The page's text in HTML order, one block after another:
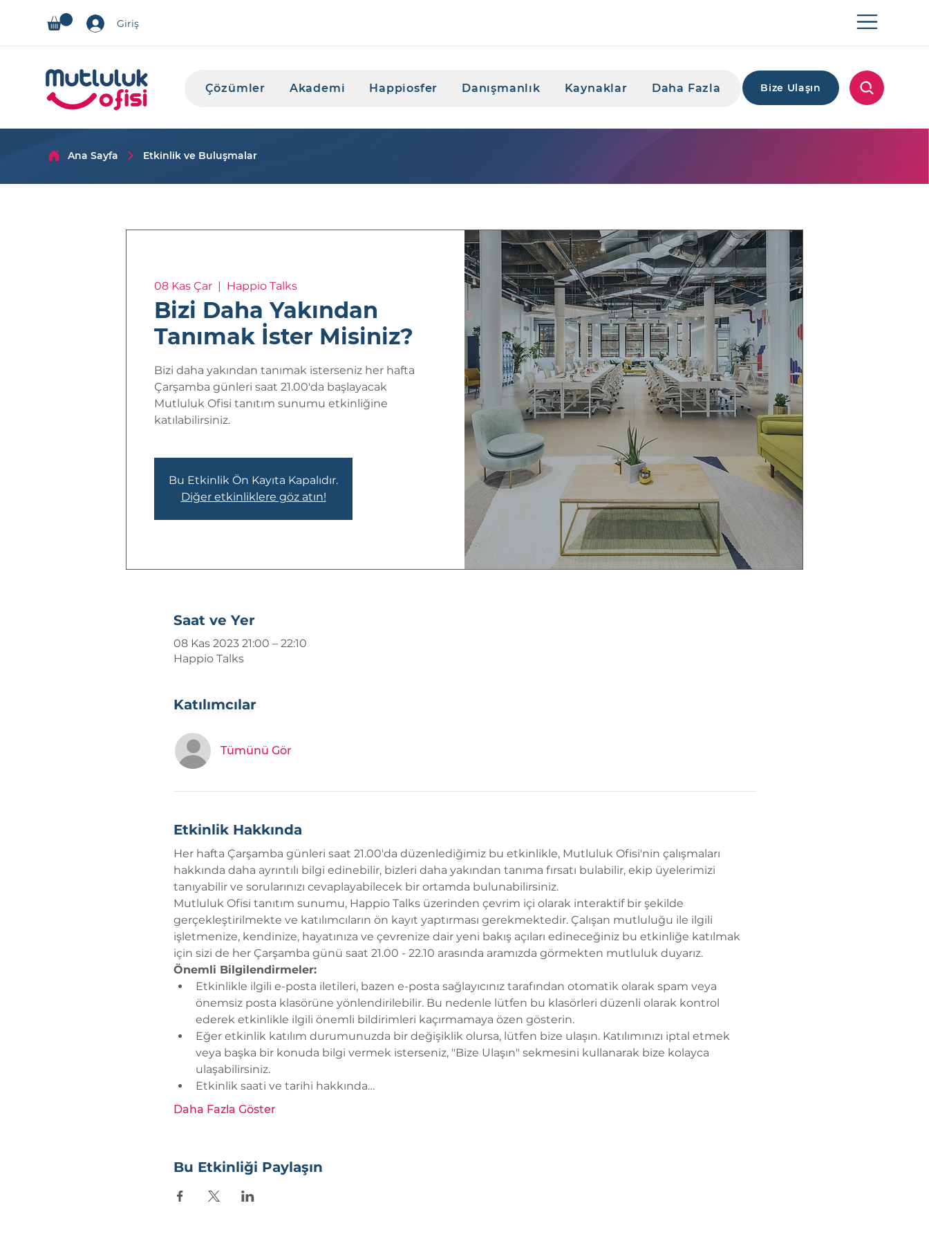
Giriş
Çözümler Akademi Happiosfer Danışmanlık Kaynaklar Daha Fazla Bize Ulaşın
Ana Sayfa Etkinlik ve Buluşmalar
08 Kas Çar
  |
Happio Talks
Bizi Daha Yakından
Tanımak İster Misiniz?
Bizi daha yakından tanımak isterseniz her hafta
Çarşamba günleri saat 21.00'da başlayacak
Mutluluk Ofisi tanıtım sunumu etkinliğine
katılabilirsiniz.
Bu Etkinlik Ön Kayıta Kapalıdır.
Diğer etkinliklere göz atın!
Saat ve Yer
08 Kas 2023 21:00 – 22:10
Happio Talks
Katılımcılar
Tümünü Gör
Etkinlik Hakkında
Her hafta Çarşamba günleri saat 21.00'da düzenlediğimiz bu etkinlikle, Mutluluk Ofisi'nin çalışmaları
hakkında daha ayrıntılı bilgi edinebilir, bizleri daha yakından tanıma fırsatı bulabilir, ekip üyelerimizi
tanıyabilir ve sorularınızı cevaplayabilecek bir ortamda bulunabilirsiniz.
Mutluluk Ofisi tanıtım sunumu, Happio Talks üzerinden çevrim içi olarak interaktif bir şekilde
gerçekleştirilmekte ve katılımcıların ön kayıt yaptırması gerekmektedir. Çalışan mutluluğu ile ilgili
işletmenize, kendinize, hayatınıza ve çevrenize dair yeni bakış açıları edineceğiniz bu etkinliğe katılmak
için sizi de her Çarşamba günü saat 21.00 - 22.10 arasında aramızda görmekten mutluluk duyarız.
Önemli Bilgilendirmeler:
Etkinlikle ilgili e-posta iletileri, bazen e-posta sağlayıcınız tarafından otomatik olarak spam veya
önemsiz posta klasörüne yönlendirilebilir. Bu nedenle lütfen bu klasörleri düzenli olarak kontrol
ederek etkinlikle ilgili önemli bildirimleri kaçırmamaya özen gösterin.
Eğer etkinlik katılım durumunuzda bir değişiklik olursa, lütfen bize ulaşın. Katılımınızı iptal etmek
veya başka bir konuda bilgi vermek isterseniz, "Bize Ulaşın" sekmesini kullanarak bize kolayca
ulaşabilirsiniz.
Etkinlik saati ve tarihi hakkında…
Daha Fazla Göster
Bu Etkinliği Paylaşın